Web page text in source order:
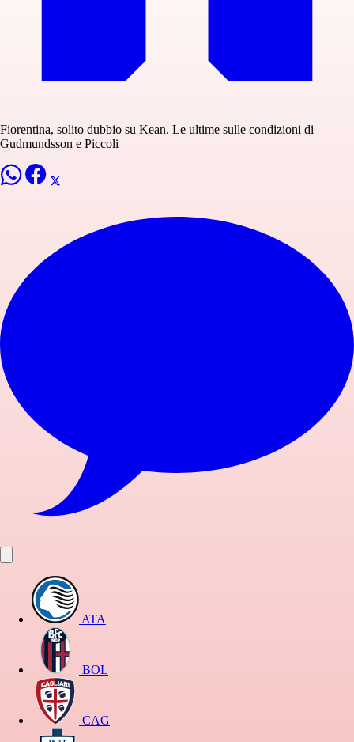
Fiorentina, solito dubbio su Kean. Le ultime sulle condizioni di
Gudmundsson e Piccoli
ATA
BOL
CAG